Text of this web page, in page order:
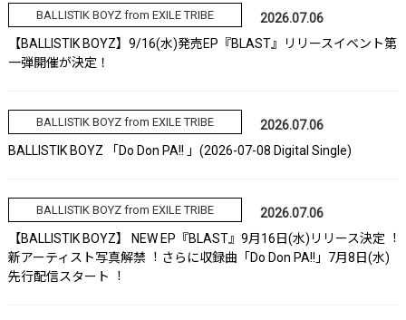
BALLISTIK BOYZ from EXILE TRIBE
2026.07.06
【BALLISTIK BOYZ】9/16(水)発売EP『BLAST』リリースイベント第
一弾開催が決定！
BALLISTIK BOYZ from EXILE TRIBE
2026.07.06
BALLISTIK BOYZ 「Do Don PA!! 」(2026-07-08 Digital Single)
BALLISTIK BOYZ from EXILE TRIBE
2026.07.06
【BALLISTIK BOYZ】 NEW EP『BLAST』9⽉16⽇(⽔)リリース決定︕
新アーティスト写真解禁︕ さらに収録曲「Do Don PA!!」7⽉8⽇(⽔)
先⾏配信スタート︕